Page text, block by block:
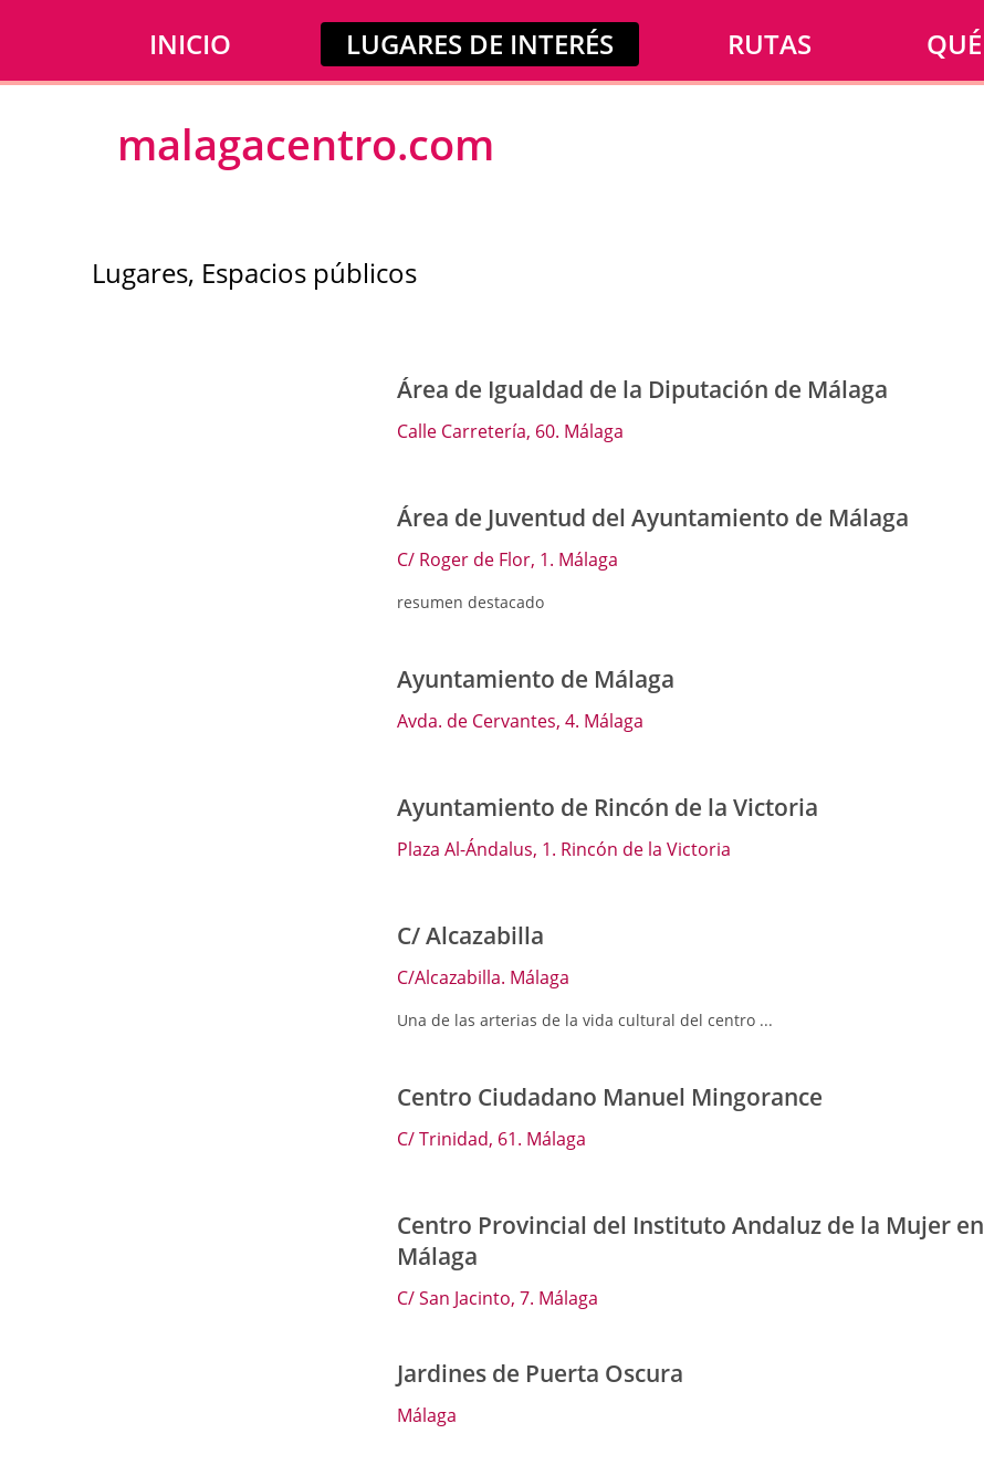
INICIO LUGARES DE INTERÉS RUTAS
malagacentro.com
Lugares, Espacios públicos
Área de Igualdad de la Diputación de Málaga
Calle Carretería, 60. Málaga
Área de Juventud del Ayuntamiento de Málaga
C/ Roger de Flor, 1. Málaga
resumen destacado
Ayuntamiento de Málaga
Avda. de Cervantes, 4. Málaga
Ayuntamiento de Rincón de la Victoria
Plaza Al-Ándalus, 1. Rincón de la Victoria
C/ Alcazabilla
C/Alcazabilla. Málaga
Una de las arterias de la vida cultural del centro ...
Centro Ciudadano Manuel Mingorance
C/ Trinidad, 61. Málaga
Centro Provincial del Instituto Andaluz de la Mujer en
Málaga
C/ San Jacinto, 7. Málaga
Jardines de Puerta Oscura
Málaga